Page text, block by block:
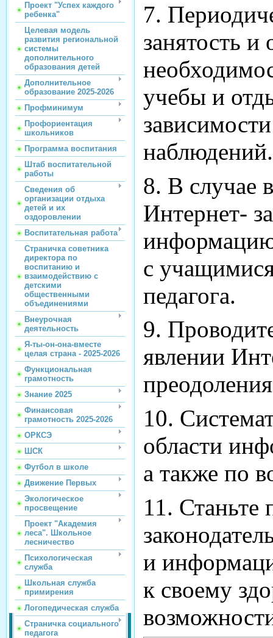
Проект "Успех каждого
ребенка"
Целевая модель
развития региональной
системы
дополнительного
образования детей
Дополнительное
образование 2025-2026
Профминимум
Профориентация
школьников
Программа воспитания
Штаб воспитательной
работы
Сведения об
организации отдыха
детей и их
оздоровлении
Воспитательная работа
Страничка советника
директора по
воспитанию и
взаимодействию с
детскими
общественными
объединениями
Внеурочная
деятельность
Я-ты-он-она-вместе
целая страна - 2025-2026
Функциональная
грамотность
Знание 2025
Финансовая
грамотность 2025-2026
ОРКСЭ
ШСК
Футбол в школе
Движение Первых
Экологическое
просвещение
Проект "Академия
леса". Школьное
лесничество
Психологическая
служба
Школьная служба
примирения
Логопедическая служба
Страничка социального
педагога
7.
занятость и
учебы и
наблюдений.
8. В случае
Интернет-
информацию
с
педагога.
9.
явлении
10.
области
а также по
11. Станьте
и
к своему